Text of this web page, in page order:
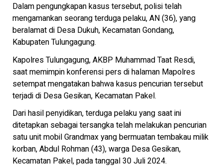
Dalam pengungkapan kasus tersebut, polisi telah
mengamankan seorang terduga pelaku, AN (36), yang
beralamat di Desa Dukuh, Kecamatan Gondang,
Kabupaten Tulungagung.
Kapolres Tulungagung, AKBP Muhammad Taat Resdi,
saat memimpin konferensi pers di halaman Mapolres
setempat mengatakan bahwa kasus pencurian tersebut
terjadi di Desa Gesikan, Kecamatan Pakel.
Dari hasil penyidikan, terduga pelaku yang saat ini
ditetapkan sebagai tersangka telah melakukan pencurian
satu unit mobil Grandmax yang bermuatan tembakau milik
korban, Abdul Rohman (43), warga Desa Gesikan,
Kecamatan Pakel, pada tanggal 30 Juli 2024.